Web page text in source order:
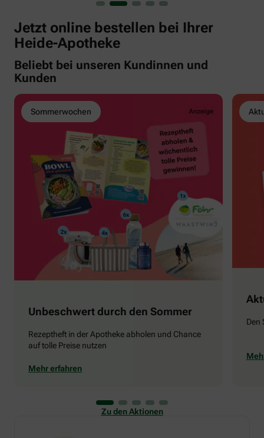
Jetzt online bestellen bei Ihrer
Heide-Apotheke
Beliebt bei unseren Kundinnen und
Kunden
Sommerwochen
Unbeschwert durch den Sommer
Rezeptheft in der Apotheke abholen und Chance
auf tolle Preise nutzen
Mehr erfahren
Den
Zu den Aktionen